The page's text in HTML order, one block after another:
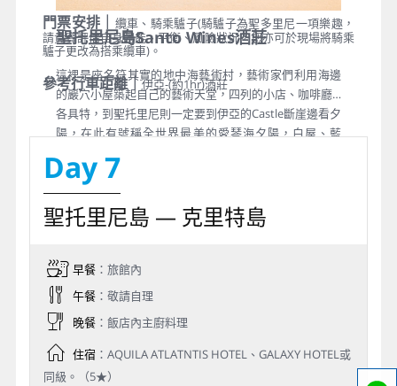
聖托里尼島Santo Wines酒莊
這裡是座名符其實的地中海藝術村，藝術家們利用海邊
的巖穴小屋築起自己的藝術天堂，四列的小店、咖啡廳…
各具特，到聖托里尼則一定要到伊亞的Castle斷崖邊看夕
陽，在此有號稱全世界最美的愛琴海夕陽，白屋、藍
世界唯一
門票安排｜
纜車、騎乘驢子(騎驢子為聖多里尼一項樂趣，
請貴賓評估自身體能、平衡、風險狀況，您亦可於現場將騎乘
驢子更改為搭乘纜車)。
參考行車距離｜伊亞-(約1hr)酒莊
Day 7
聖托里尼島 — 克里特島
早餐：旅館內
午餐：敬請自理
晚餐：飯店內主廚料理
住宿：AQUILA ATLATNTIS HOTEL、GALAXY HOTEL或
同級。（5★）